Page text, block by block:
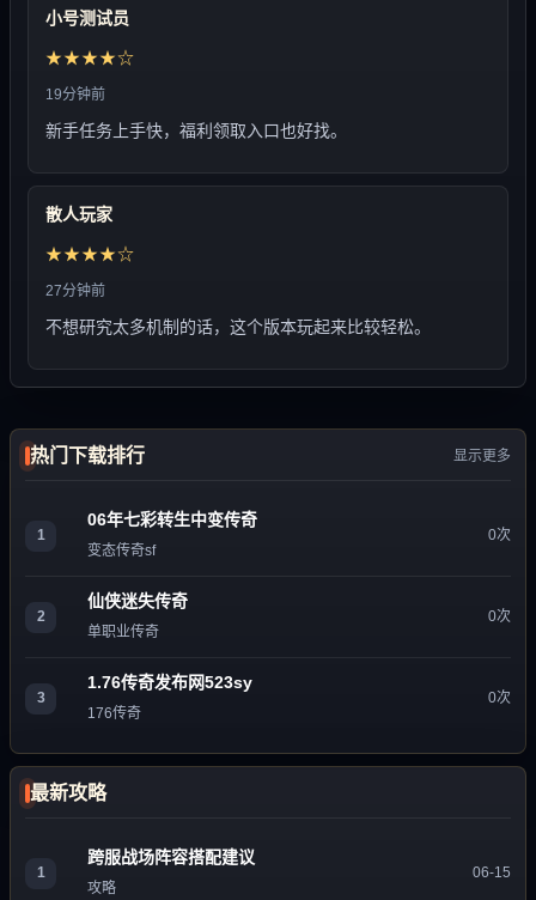
小号测试员
★★★★☆
19分钟前
新手任务上手快，福利领取入口也好找。
散人玩家
★★★★☆
27分钟前
不想研究太多机制的话，这个版本玩起来比较轻松。
热门下载排行 显示更多
1
06年七彩转生中变传奇
变态传奇sf
0次
2
仙侠迷失传奇
单职业传奇
0次
3
1.76传奇发布网523sy
176传奇
0次
最新攻略
1
跨服战场阵容搭配建议
攻略
06-15